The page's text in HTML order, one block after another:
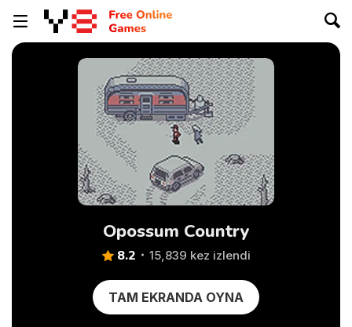
Opossum Country
8.2 15,839 kez izlendi
TAM EKRANDA OYNA